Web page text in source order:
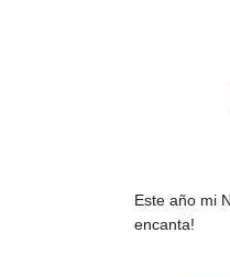
Este año mi
encanta!